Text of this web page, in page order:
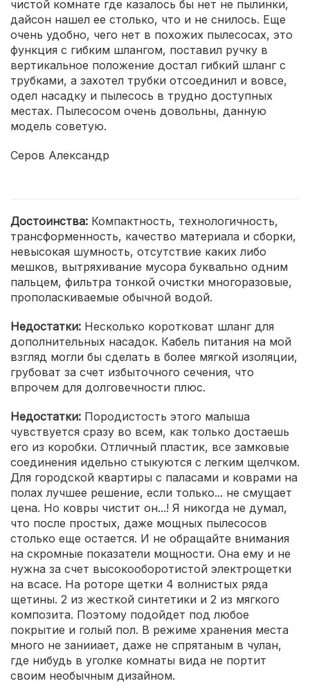
чистой комнате где казалось бы нет не пылинки,
дайсон нашел ее столько, что и не снилось. Еще
очень удобно, чего нет в похожих пылесосах, это
функция с гибким шлангом, поставил ручку в
вертикальное положение достал гибкий шланг с
трубками, а захотел трубки отсоединил и вовсе,
одел насадку и пылесось в трудно доступных
местах. Пылесосом очень довольны, данную
модель советую.
Серов Александр
Достоинства: Компактность, технологичность,
трансформенность, качество материала и сборки,
невысокая шумность, отсутствие каких либо
мешков, вытряхивание мусора буквально одним
пальцем, фильтра тонкой очистки многоразовые,
прополаскиваемые обычной водой.
Недостатки: Несколько коротковат шланг для
дополнительных насадок. Кабель питания на мой
взгляд могли бы сделать в более мягкой изоляции,
грубоват за счет избыточного сечения, что
впрочем для долговечности плюс.
Недостатки: Породистость этого малыша
чувствуется сразу во всем, как только достаешь
его из коробки. Отличный пластик, все замковые
соединения идельно стыкуются с легким щелчком.
Для городской квартиры с паласами и коврами на
полах лучшее решение, если только... не смущает
цена. Но ковры чистит он...! Я никогда не думал,
что после простых, даже мощных пылесосов
столько еще остается. И не обращайте внимания
на скромные показатели мощности. Она ему и не
нужна за счет высокооборотистой электрощетки
на всасе. На роторе щетки 4 волнистых ряда
щетины. 2 из жесткой синтетики и 2 из мягкого
композита. Поэтому подойдет под любое
покрытие и голый пол. В режиме хранения места
много не занииает, даже не спрятаным в чулан,
где нибудь в уголке комнаты вида не портит
своим необычным дизайном.